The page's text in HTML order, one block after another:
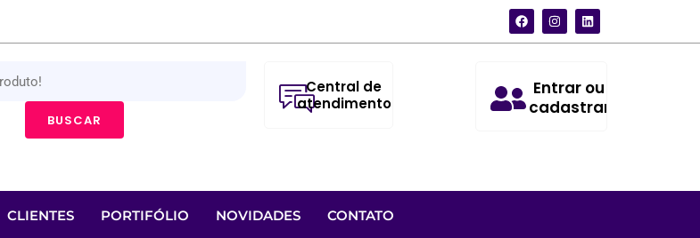
BUSCAR
Central de
atendimento
Entrar ou
cadastrar
CLIENTES PORTIFÓLIO NOVIDADES CONTATO